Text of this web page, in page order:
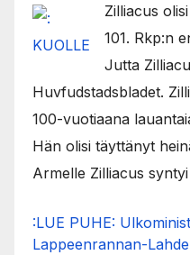
Zilliacus
101. Rkp:n
Jutta
Huvfudstadsbladet.
100-vuotiaana
Hän olisi täyttänyt
Armelle Zilliacus syntyi
:LUE PUHE:
Lappeenrannan-